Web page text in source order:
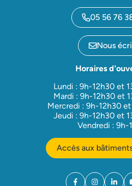
05 56 76
Nous
Horaires
Lundi : 9h-12h30 et
Mardi : 9h-12h30 et
Mercredi : 9h-12h30
Jeudi : 9h-12h30 et
Vendredi : 9h-
Accès aux